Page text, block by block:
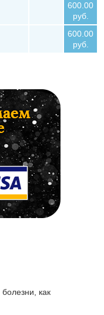
600.00
руб.
600.00
руб.
как